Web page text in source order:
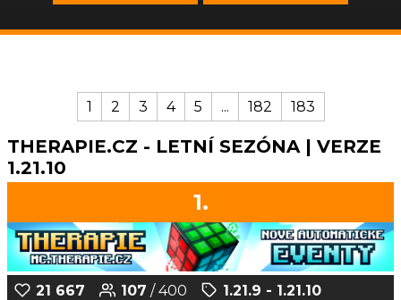
1 2 3 4 5 ... 182 183
THERAPIE.CZ - LETNÍ SEZÓNA | VERZE
1.21.10
1.
21 667 107 / 400
1.21.9 - 1.21.10